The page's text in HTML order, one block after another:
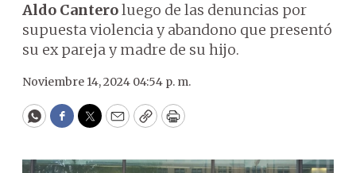
Aldo Canteroluego de las denuncias por
supuesta violencia y abandono que presentó
su ex pareja y madre de su hijo.
Noviembre 14, 2024 04:54 p. m.
WhatsApp
Facebook
Twitter
EmailCopyPrint